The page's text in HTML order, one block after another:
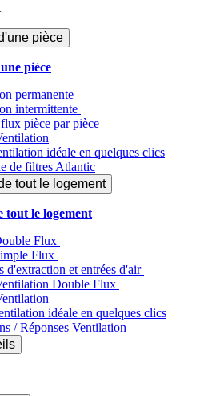
pièce
pièce
permanente
intermittente
pièce par pièce
idéale en quelques clics
de filtres Atlantic
tout le logement
tout le logement
Flux
Flux
d'extraction et entrées d'air
Double Flux
idéale en quelques clics
/ Réponses Ventilation